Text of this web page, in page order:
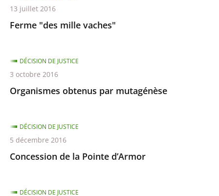
Ferme "des mille vaches"
13 juillet 2016
Organismes obtenus par mutagénèse
DÉCISION DE JUSTICE
3 octobre 2016
Concession de la Pointe d’Armor
DÉCISION DE JUSTICE
5 décembre 2016
DÉCISION DE JUSTICE